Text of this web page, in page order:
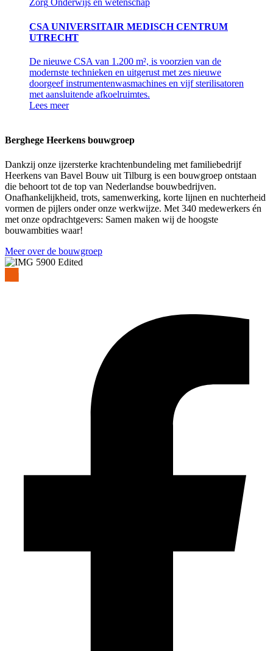
Zorg Onderwijs en wetenschap
CSA UNIVERSITAIR MEDISCH CENTRUM
UTRECHT
De nieuwe CSA van 1.200 m², is voorzien van de
modernste technieken en uitgerust met zes nieuwe
doorgeef instrumentenwasmachines en vijf sterilisatoren
met aansluitende afkoelruimtes.
Lees meer
Berghege Heerkens bouwgroep
Dankzij onze ijzersterke krachtenbundeling met familiebedrijf
Heerkens van Bavel Bouw uit Tilburg is een bouwgroep ontstaan
die behoort tot de top van Nederlandse bouwbedrijven.
Onafhankelijkheid, trots, samenwerking, korte lijnen en nuchterheid
vormen de pijlers onder onze werkwijze. Met 340 medewerkers én
met onze opdrachtgevers: Samen maken wij de hoogste
bouwambities waar!
Meer over de bouwgroep